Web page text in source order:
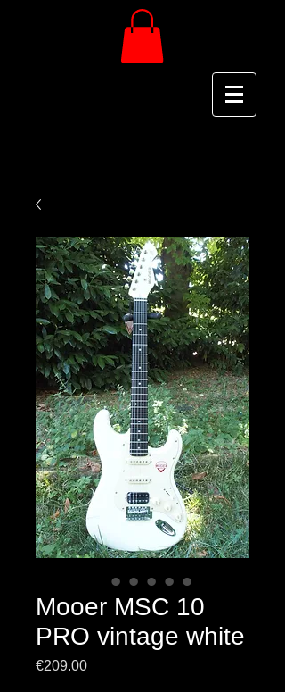
Mooer MSC 10
PRO vintage white
€209.00Prezzo